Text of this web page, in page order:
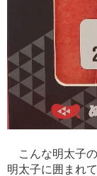
こんな明太子
明太子に囲まれ